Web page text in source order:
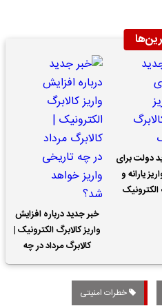
دولت برای
یارانه و
الکترونیک
خبر جدید درباره افزایش
واریز کالابرگ الکترونیک |
کالابرگ مرداد در چه
تاریخی واریز خواهد شد؟
خطرات امنیتی